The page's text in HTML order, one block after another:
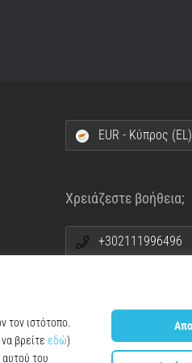
EUR - Κύπρος (EL)
Χρειάζεστε βοήθεια;
+302111996496